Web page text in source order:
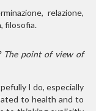
relazione,
filosofia.
The point of view of
I do, especially
to health and to